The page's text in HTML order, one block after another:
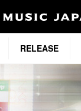
RELEASE